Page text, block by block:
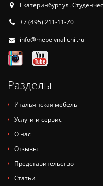
Екатеринбург ул.
+7 (495) 211-11-70
info@mebelvnalichii.ru
Разделы
Итальянская мебель
Услуги и сервис
О нас
Отзывы
Представительство
Статьи